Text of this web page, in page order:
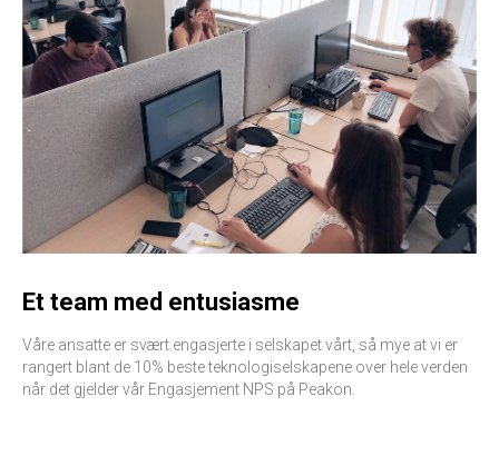
Et team med entusiasme
Våre ansatte er svært engasjerte i selskapet vårt, så mye at vi er
rangert blant de 10% beste teknologiselskapene over hele verden
når det gjelder vår Engasjement NPS på Peakon.